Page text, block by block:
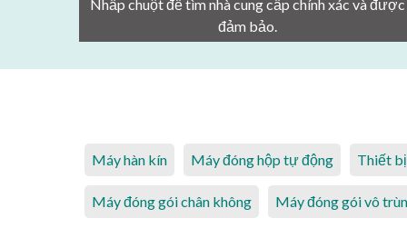
Nhấp chuột để tìm nhà cung cấp chính xác và được
đảm bảo.
Máy hàn kín Máy đóng hộp tự động Thiết bị
Máy đóng gói chân không Máy đóng gói vô